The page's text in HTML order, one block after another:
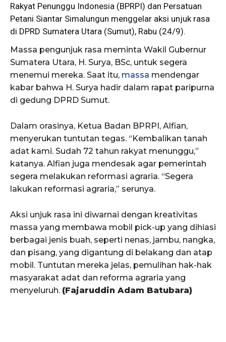
Rakyat Penunggu Indonesia (BPRPI) dan Persatuan
Petani Siantar Simalungun menggelar aksi unjuk rasa
di DPRD Sumatera Utara (Sumut), Rabu (24/9).
Massa pengunjuk rasa meminta Wakil Gubernur
Sumatera Utara, H. Surya, BSc, untuk segera
menemui mereka. Saat itu, massa mendengar
kabar bahwa H. Surya hadir dalam rapat paripurna
di gedung DPRD Sumut.
Dalam orasinya, Ketua Badan BPRPI, Alfian,
menyerukan tuntutan tegas. “Kembalikan tanah
adat kami. Sudah 72 tahun rakyat menunggu,”
katanya. Alfian juga mendesak agar pemerintah
segera melakukan reformasi agraria. “Segera
lakukan reformasi agraria,” serunya.
Aksi unjuk rasa ini diwarnai dengan kreativitas
massa yang membawa mobil pick-up yang dihiasi
berbagai jenis buah, seperti nenas, jambu, nangka,
dan pisang, yang digantung di belakang dan atap
mobil. Tuntutan mereka jelas, pemulihan hak-hak
masyarakat adat dan reforma agraria yang
menyeluruh. (Fajaruddin Adam Batubara)